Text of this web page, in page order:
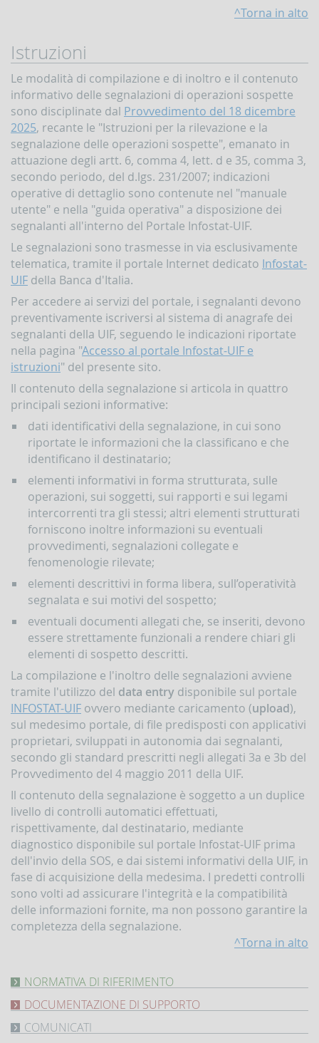
^Torna in alto
Istruzioni
Le modalità di compilazione e di inoltro e il contenuto
informativo delle segnalazioni di operazioni sospette
sono disciplinate dal Provvedimento del 18 dicembre
2025, recante le "Istruzioni per la rilevazione e la
segnalazione delle operazioni sospette", emanato in
attuazione degli artt. 6, comma 4, lett. d e 35, comma 3,
secondo periodo, del d.lgs. 231/2007; indicazioni
operative di dettaglio sono contenute nel "manuale
utente" e nella "guida operativa" a disposizione dei
segnalanti all'interno del Portale Infostat-UIF.
Le segnalazioni sono trasmesse in via esclusivamente
telematica, tramite il portale Internet dedicato Infostat-
UIF della Banca d'Italia.
Per accedere ai servizi del portale, i segnalanti devono
preventivamente iscriversi al sistema di anagrafe dei
segnalanti della UIF, seguendo le indicazioni riportate
nella pagina "Accesso al portale Infostat-UIF e
istruzioni" del presente sito.
Il contenuto della segnalazione si articola in quattro
principali sezioni informative:
dati identificativi della segnalazione, in cui sono
riportate le informazioni che la classificano e che
identificano il destinatario;
elementi informativi in forma strutturata, sulle
operazioni, sui soggetti, sui rapporti e sui legami
intercorrenti tra gli stessi; altri elementi strutturati
forniscono inoltre informazioni su eventuali
provvedimenti, segnalazioni collegate e
fenomenologie rilevate;
elementi descrittivi in forma libera, sull’operatività
segnalata e sui motivi del sospetto;
eventuali documenti allegati che, se inseriti, devono
essere strettamente funzionali a rendere chiari gli
elementi di sospetto descritti.
La compilazione e l'inoltro delle segnalazioni avviene
tramite l'utilizzo del data entry disponibile sul portale
INFOSTAT-UIF ovvero mediante caricamento (upload),
sul medesimo portale, di file predisposti con applicativi
proprietari, sviluppati in autonomia dai segnalanti,
secondo gli standard prescritti negli allegati 3a e 3b del
Provvedimento del 4 maggio 2011 della UIF.
Il contenuto della segnalazione è soggetto a un duplice
livello di controlli automatici effettuati,
rispettivamente, dal destinatario, mediante
diagnostico disponibile sul portale Infostat-UIF prima
dell'invio della SOS, e dai sistemi informativi della UIF, in
fase di acquisizione della medesima. I predetti controlli
sono volti ad assicurare l'integrità e la compatibilità
delle informazioni fornite, ma non possono garantire la
completezza della segnalazione.
^Torna in alto
NORMATIVA DI RIFERIMENTO
della
per
DOCUMENTAZIONE DI SUPPORTO
di COMUNICATI